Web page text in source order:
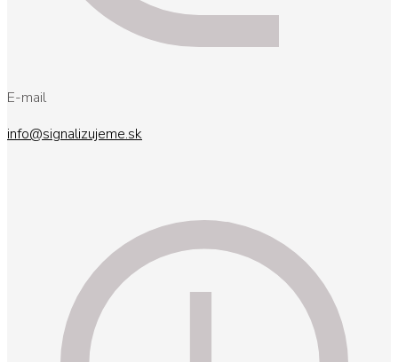
E-mail
info@signalizujeme.sk